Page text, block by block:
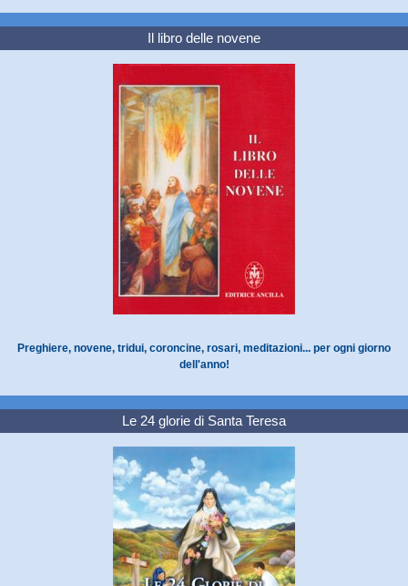
Il libro delle novene
Preghiere, novene, tridui, coroncine, rosari, meditazioni... per ogni giorno
dell'anno!
Le 24 glorie di Santa Teresa